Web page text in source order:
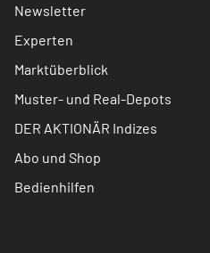
Newsletter
Experten
Marktüberblick
Muster- und Real-Depots
DER AKTIONÄR Indizes
Abo und Shop
Bedienhilfen